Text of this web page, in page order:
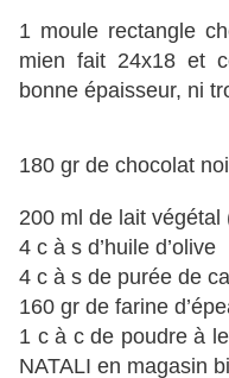
1 moule rectangle
mien fait 24x18 et
bonne épaisseur, ni
180 gr de chocolat
200 ml de lait végétal
4 c à s d’huile d’olive
4 c à s de purée de
160 gr de farine
1 c à c de poudre à
NATALI en magasin